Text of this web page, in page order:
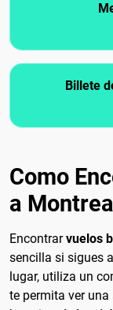
Billete
Como
a Montreal
Encontrarvuelos
sencilla si sigues
lugar, utiliza un
te permita ver